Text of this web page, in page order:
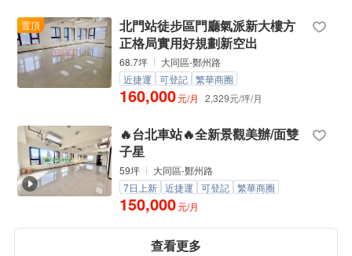
置頂
北門站徒步區門廳氣派新大樓方
正格局實用好規劃新空出
68.7坪
大同區-鄭州路
近捷運
可登記 繁華商圈
160,000元/月 2,329元/坪/月
🔥台北車站🔥全新景觀美辦/面雙
子星
59坪
大同區-鄭州路
7日上新 近捷運 可登記 繁華商圈
150,000元/月
查看更多